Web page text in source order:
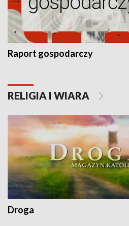
Raport gospodarczy
RELIGIA I WIARA
Droga